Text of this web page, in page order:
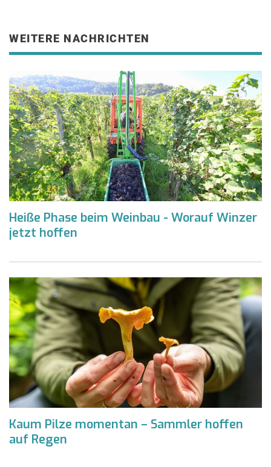
WEITERE NACHRICHTEN
Heiße Phase beim Weinbau - Worauf Winzer
jetzt hoffen
Kaum Pilze momentan – Sammler hoffen
auf Regen